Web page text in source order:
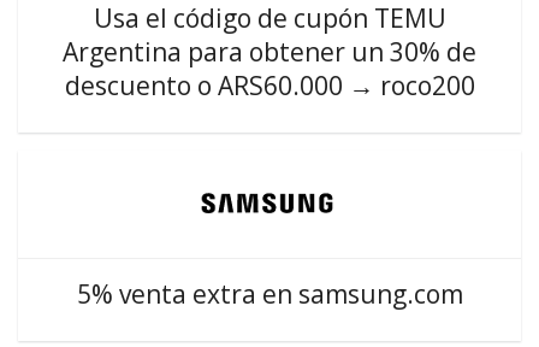
Usa el código de cupón TEMU
Argentina para obtener un 30% de
descuento o ARS60.000 → roco200
5% venta extra en samsung.com